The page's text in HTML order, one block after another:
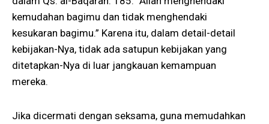
kemudahan bagimu dan tidak menghendaki
kesukaran bagimu.” Karena itu, dalam detail-detail
kebijakan-Nya, tidak ada satupun kebijakan yang
ditetapkan-Nya di luar jangkauan kemampuan
mereka.
Jika dicermati dengan seksama, guna memudahkan